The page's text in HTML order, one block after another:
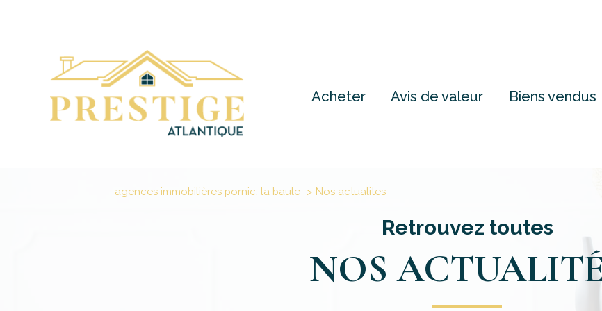
Acheter Avis de valeur Biens vendus
agences immobilières pornic, la baule Nos actualites
Retrouvez toutes
NOS